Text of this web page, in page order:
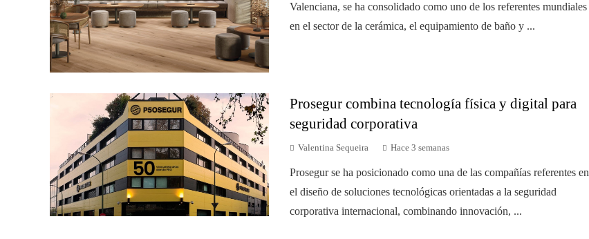
Valenciana, se ha consolidado como uno de los referentes mundiales
en el sector de la cerámica, el equipamiento de baño y ...
Prosegur combina tecnología física y digital para
seguridad corporativa
Valentina Sequeira Hace 3 semanas
Prosegur se ha posicionado como una de las compañías referentes en
el diseño de soluciones tecnológicas orientadas a la seguridad
corporativa internacional, combinando innovación, ...